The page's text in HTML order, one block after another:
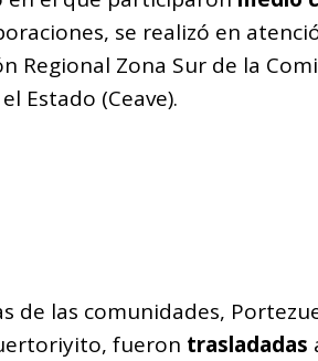
se realizó en
Regional Zona Sur de la
Estado (Ceave).
de las comunidades,
fueron trasladadas